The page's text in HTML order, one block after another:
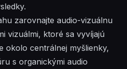
zarovnajte audio-vizuálnu
vizuálmi, ktoré sa vyvíjajú
okolo centrálnej myšlienky,
s organickými audio